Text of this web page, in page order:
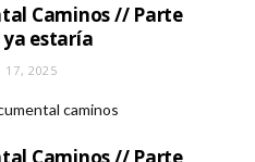
Caminos // Parte
ya estaría
17, 2025
Caminos // Parte